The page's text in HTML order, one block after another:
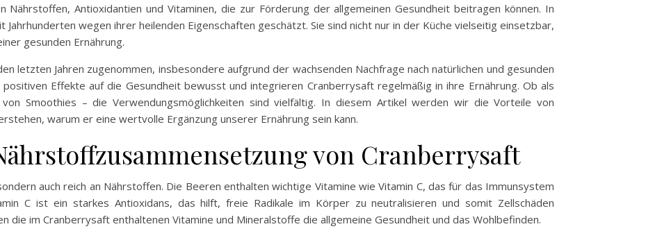
Nährstoffen, Antioxidantien und Vitaminen, die zur Förderung der allgemeinen Gesundheit beitragen können. In
wegen ihrer heilenden Eigenschaften geschätzt. Sie sind nicht nur in der Küche vielseitig einsetzbar,
gesunden Ernährung.
letzten Jahren zugenommen, insbesondere aufgrund der wachsenden Nachfrage nach natürlichen und gesunden
Effekte auf die Gesundheit bewusst und integrieren Cranberrysaft regelmäßig in ihre Ernährung. Ob als
Smoothies – die Verwendungsmöglichkeiten sind vielfältig. In diesem Artikel werden wir die Vorteile von
warum er eine wertvolle Ergänzung unserer Ernährung sein kann.
von Cranberrysaft
auch reich an Nährstoffen. Die Beeren enthalten wichtige Vitamine wie Vitamin C, das für das Immunsystem
C ist ein starkes Antioxidans, das hilft, freie Radikale im Körper zu neutralisieren und somit Zellschäden
die im Cranberrysaft enthaltenen Vitamine und Mineralstoffe die allgemeine Gesundheit und das Wohlbefinden.